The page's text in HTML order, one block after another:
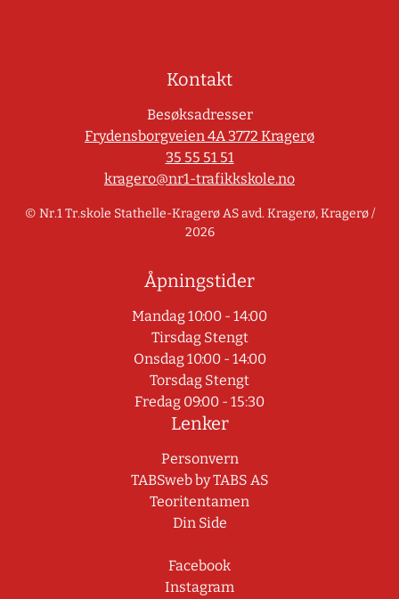
Kontakt
Besøksadresser
Frydensborgveien 4A 3772 Kragerø
35 55 51 51
kragero@nr1-trafikkskole.no
© Nr.1 Tr.skole Stathelle-Kragerø AS avd. Kragerø, Kragerø /
2026
Åpningstider
Mandag 10:00 - 14:00
Tirsdag Stengt
Onsdag 10:00 - 14:00
Torsdag Stengt
Fredag 09:00 - 15:30
Lenker
Personvern
TABSwebby TABS AS
Teoritentamen
Din Side
Facebook
Instagram